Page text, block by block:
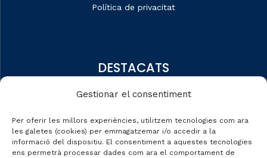
Gestionar el consentiment
Per oferir les millors experiències, utilitzem tecnologies com ara
les galetes (cookies) per emmagatzemar i/o accedir a la
informació del dispositiu. El consentiment a aquestes tecnologies
ens permetrà processar dades com ara el comportament de
Política de privacitat
DESTACATS
Dades de mercat
Automobile Talks